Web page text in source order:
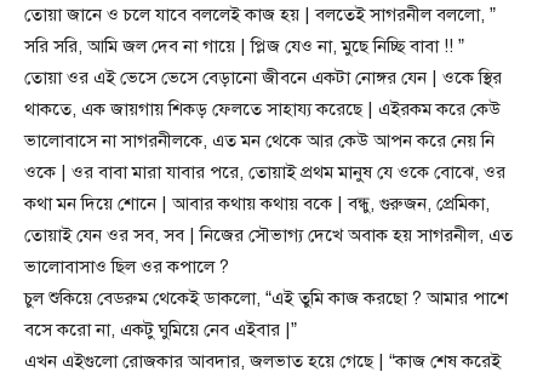
তোয়া জানে ও চলে যাবে বললেই কাজ হয় | বলতেই সাগরনীল বললো, ”
সরি সরি, আমি জল দেব না গায়ে | প্লিজ যেও না, মুছে নিচ্ছি বাবা !! ”
তোয়া ওর এই ভেসে ভেসে বেড়ানো জীবনে একটা নোঙ্গর যেন | ওকে স্থির
থাকতে, এক জায়গায় শিকড় ফেলতে সাহায্য করেছে | এইরকম করে কেউ
ভালোবাসে না সাগরনীলকে, এত মন থেকে আর কেউ আপন করে নেয় নি
ওকে | ওর বাবা মারা যাবার পরে, তোয়াই প্রথম মানুষ যে ওকে বোঝে, ওর
কথা মন দিয়ে শোনে | আবার কথায় কথায় বকে | বন্ধু, গুরুজন, প্রেমিকা,
তোয়াই যেন ওর সব, সব | নিজের সৌভাগ্য দেখে অবাক হয় সাগরনীল, এত
ভালোবাসাও ছিল ওর কপালে ?
চুল শুকিয়ে বেডরুম থেকেই ডাকলো, “এই তুমি কাজ করছো ? আমার পাশে
বসে করো না, একটু ঘুমিয়ে নেব এইবার |”
এখন এইগুলো রোজকার আবদার, জলভাত হয়ে গেছে | “কাজ শেষ করেই